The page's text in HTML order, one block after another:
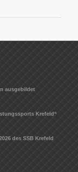
ausgebildet
Krefeld“
des SSB Krefeld